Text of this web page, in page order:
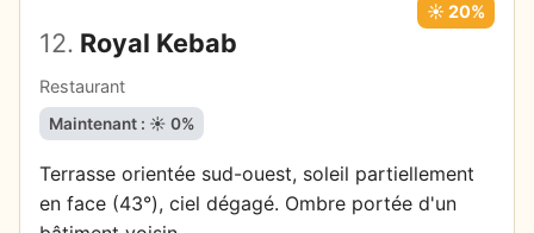
12. Royal Kebab
Restaurant
☀️ 20%
Maintenant : ☀️ 0%
Terrasse orientée sud-ouest, soleil partiellement
en face (43°), ciel dégagé. Ombre portée d'un